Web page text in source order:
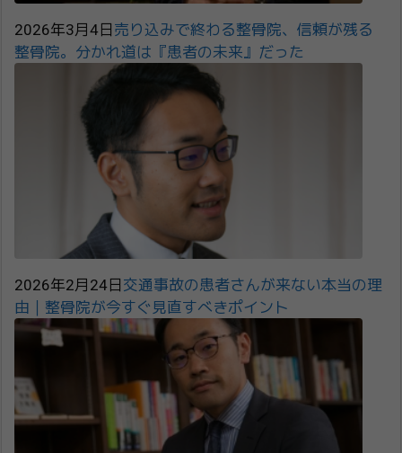
2026年3月4日 売り込みで終わる整骨院、信頼が残る
整骨院。分かれ道は『患者の未来』だった
2026年2月24日 交通事故の患者さんが来ない本当の理
由｜整骨院が今すぐ見直すべきポイント